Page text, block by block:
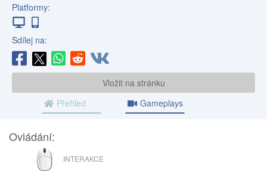
Platformy:
Sdílej na:
Vložit na stránku
Přehled
Gameplays
Ovládání:
MYŠ
INTERAKCE